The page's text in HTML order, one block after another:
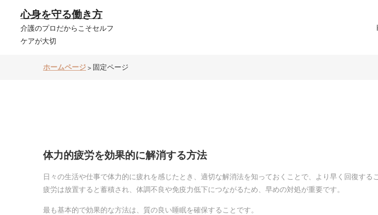
心身を守る働き方
介護のプロだからこそセルフ
ケアが大切
ホームページ> 固定ページ
体力的疲労を効果的に解消する方法
日々の生活や仕事で体力的に疲れを感じたとき、適切な解消法を知っておくことで、より早く回復する
疲労は放置すると蓄積され、体調不良や免疫力低下につながるため、早めの対処が重要です。
最も基本的で効果的な方法は、質の良い睡眠を確保することです。